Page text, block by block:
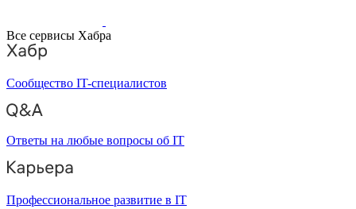
Все сервисы Хабра
Сообщество IT-специалистов
Ответы на любые вопросы об IT
Профессиональное развитие в IT